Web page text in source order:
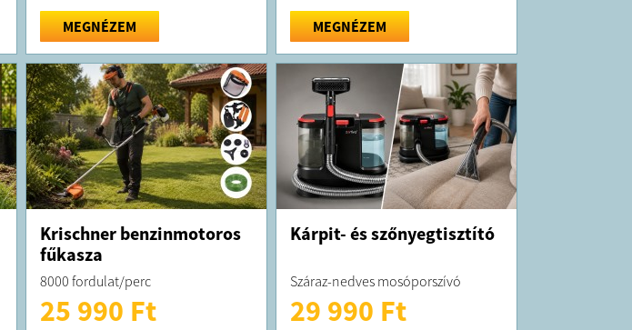
MEGNÉZEM
MEGNÉZEM
Krischner benzinmotoros
fűkasza
8000 fordulat/perc
25 990 Ft
Kárpit- és szőnyegtisztító
Száraz-nedves mosóporszívó
29 990 Ft